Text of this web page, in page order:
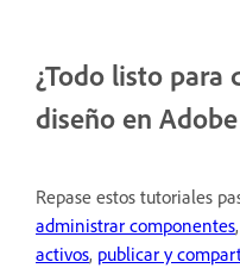
¿Todo listo para
diseño en
Repase estos tutoriales
administrar componentes,
activos, publicar y